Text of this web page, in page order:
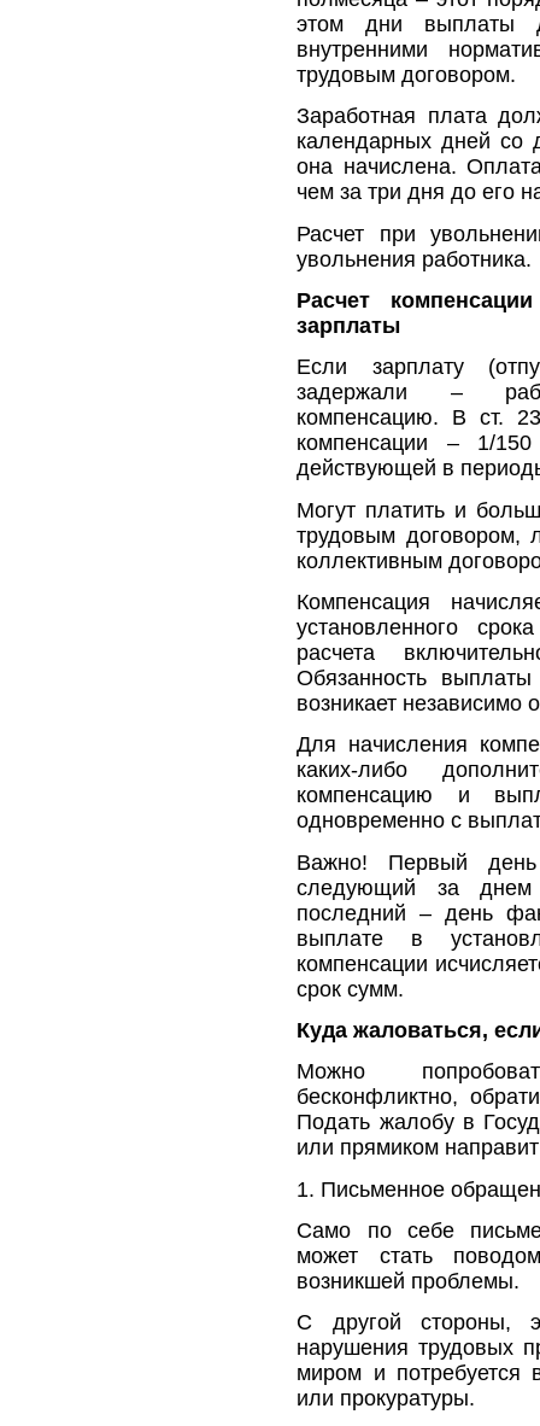
этом дни выплаты
внутренними
трудовым договором.
Заработная плата
календарных дней со
она начислена.
чем за три дня до его
Расчет при
увольнения работника.
Расчет
зарплаты
Если зарплату
задержали –
компенсацию. В ст.
компенсации – 1/
действующей в
Могут платить и
трудовым договором,
коллективным
Компенсация
установленного
расчета
Обязанность
возникает независимо
Для начисления
каких-либо
компенсацию и
одновременно с
Важно! Первый
следующий за днем
последний – день
выплате в
компенсации
срок сумм.
Куда жаловаться,
Можно
бесконфликтно,
Подать жалобу в
или прямиком
1. Письменное
Само по себе
может стать
возникшей проблемы.
С другой стороны,
нарушения трудовых
миром и потребуется
или прокуратуры.